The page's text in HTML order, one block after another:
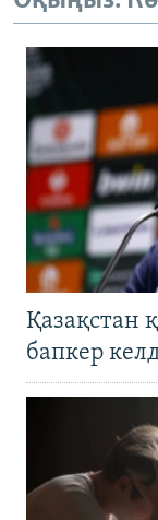
Қазақстан
бапкер